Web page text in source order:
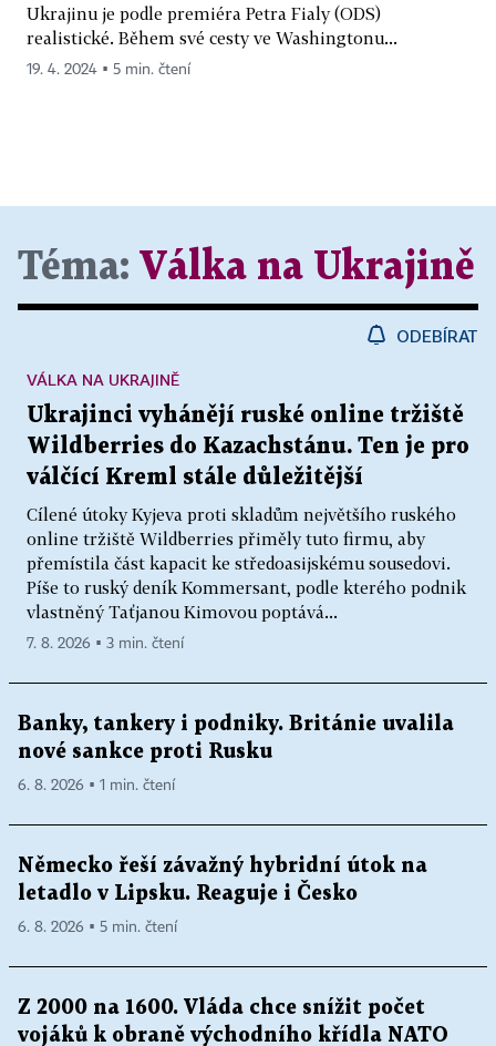
Ukrajinu je podle premiéra Petra Fialy (ODS)
realistické. Během své cesty ve Washingtonu...
19. 4. 2024 ▪ 5 min. čtení
Téma: Válka na Ukrajině
ODEBÍRAT
Ukrajinci vyhánějí ruské online tržiště
Wildberries do Kazachstánu. Ten je pro
válčící Kreml stále důležitější
Cílené útoky Kyjeva proti skladům největšího ruského
online tržiště Wildberries přiměly tuto firmu, aby
přemístila část kapacit ke středoasijskému sousedovi.
Píše to ruský deník Kommersant, podle kterého podnik
vlastněný Taťjanou Kimovou poptává...
VÁLKA NA UKRAJINĚ
7. 8. 2026 ▪ 3 min. čtení
Banky, tankery i podniky. Británie uvalila
nové sankce proti Rusku
6. 8. 2026 ▪ 1 min. čtení
Německo řeší závažný hybridní útok na
letadlo v Lipsku. Reaguje i Česko
6. 8. 2026 ▪ 5 min. čtení
Z 2000 na 1600. Vláda chce snížit počet
vojáků k obraně východního křídla NATO